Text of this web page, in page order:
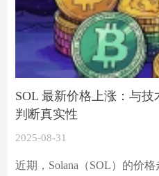
SOL 最新价格上涨：与
判断真实性
2025-08-31
近期，Solana（SOL）的价